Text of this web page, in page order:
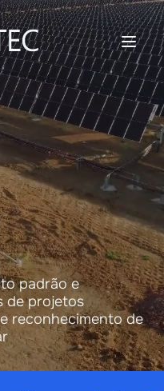
padrão e
de projetos
reconhecimento de